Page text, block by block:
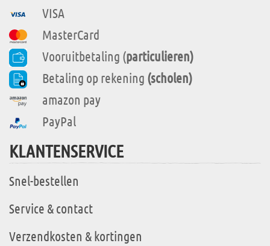
VISA
MasterCard
Vooruitbetaling (particulieren)
Betaling op rekening (scholen)
amazon pay
PayPal
KLANTENSERVICE
Snel-bestellen
Service & contact
Verzendkosten & kortingen